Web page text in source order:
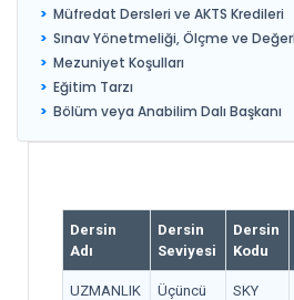
Müfredat Dersleri ve AKTS Kredileri
Sınav Yönetmeliği, Ölçme ve
Mezuniyet Koşulları
Eğitim Tarzı
Bölüm veya Anabilim Dalı Başkanı
Dersin
Adı
Dersin
Seviyesi
Dersin
Kodu
UZMANLIK
Üçüncü
SKY